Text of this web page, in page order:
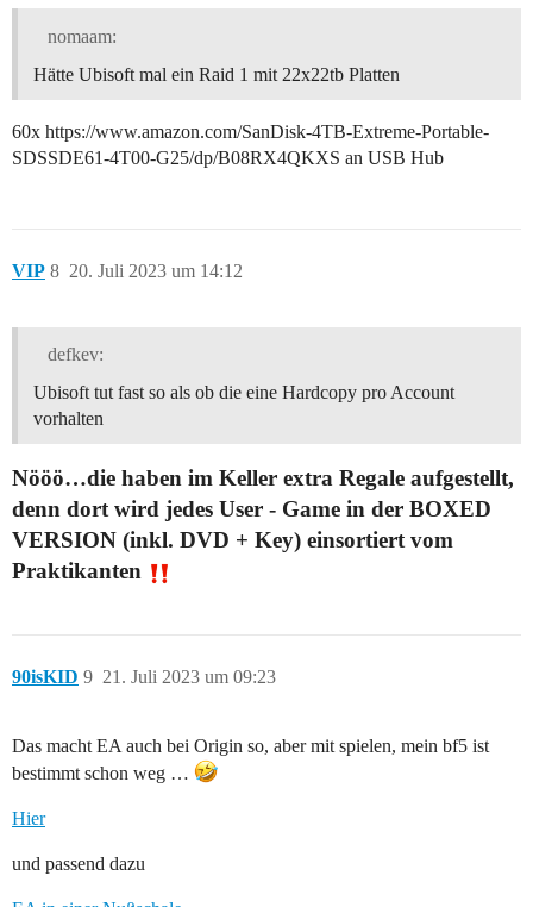
nomaam:
Hätte Ubisoft mal ein Raid 1 mit 22x22tb Platten
60x https://www.amazon.com/SanDisk-4TB-Extreme-Portable-
SDSSDE61-4T00-G25/dp/B08RX4QKXS an USB Hub
VIP 20. Juli 2023 um 14:12
8
defkev:
Ubisoft tut fast so als ob die eine Hardcopy pro Account
vorhalten
Nööö…die haben im Keller extra Regale aufgestellt,
denn dort wird jedes User - Game in der BOXED
VERSION (inkl. DVD + Key) einsortiert vom
Praktikanten
90isKID 21. Juli 2023 um 09:23
9
Das macht EA auch bei Origin so, aber mit spielen, mein bf5 ist
bestimmt schon weg …
Hier
und passend dazu